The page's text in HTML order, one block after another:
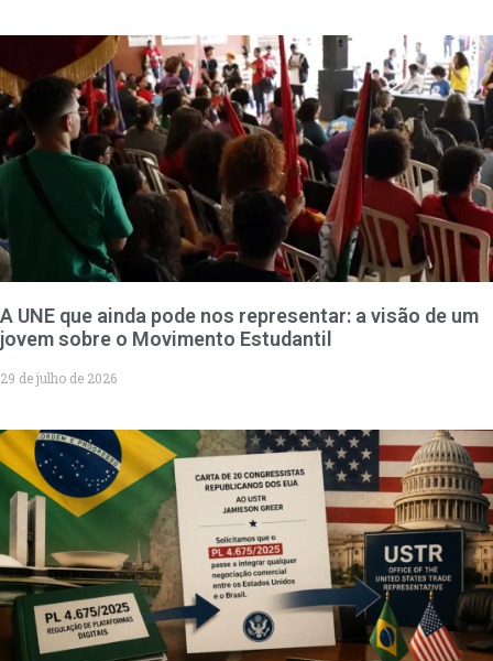
A UNE que ainda pode nos representar: a visão de um
jovem sobre o Movimento Estudantil
29 de julho de 2026